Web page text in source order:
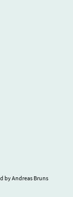
by Andreas Bruns